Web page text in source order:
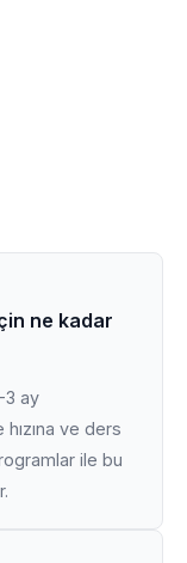
ne kadar
3 ay
ve ders
ile bu